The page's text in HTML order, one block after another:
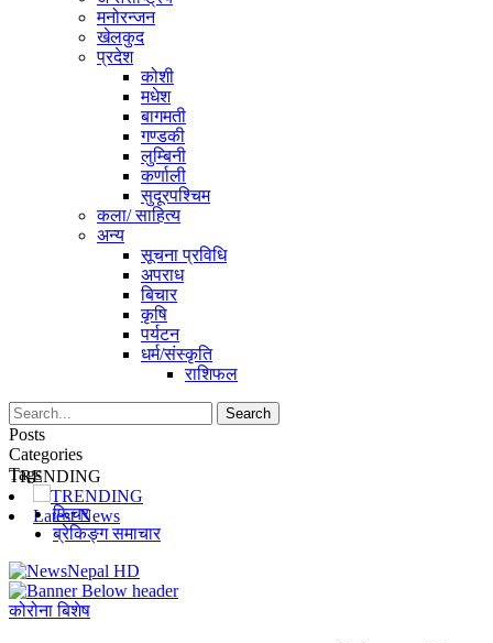
मनोरन्जन
खेलकुद
प्रदेश
कोशी
मधेश
बागमती
गण्डकी
लुम्बिनी
कर्णाली
सुदूरपश्चिम
कला/ साहित्य
अन्य
सूचना प्रविधि
अपराध
बिचार
कृषि
पर्यटन
धर्म/संस्कृति
राशिफल
Posts
Categories
Tags
TRENDING
Latest News
TRENDING
फिचर
ब्रेकिङ्ग समाचार
कोरोना बिशेष